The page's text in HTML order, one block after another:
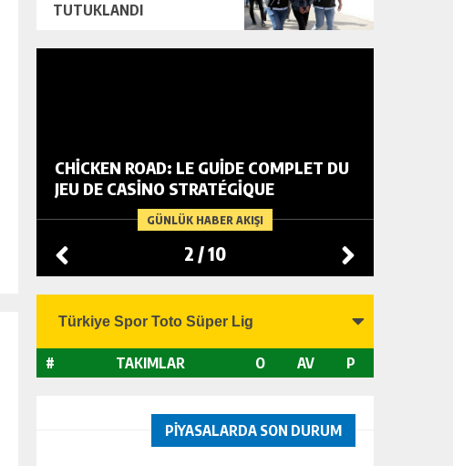
TUTUKLANDI
GÜNLÜK HABER AKIŞI
CHICKEN ROAD: LE GUIDE COMPLET DU
JEU DE CASINO STRATÉGIQUE
2 /10
# TAKIMLAR O AV P
PİYASALARDA SON DURUM